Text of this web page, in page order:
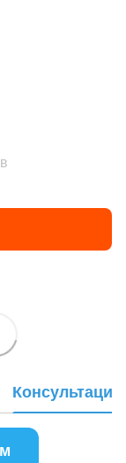
Консультация